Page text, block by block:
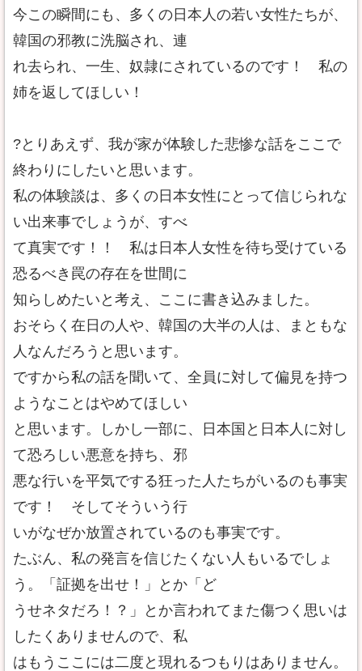
今この瞬間にも、多くの日本人の若い女性たちが、
韓国の邪教に洗脳され、連
れ去られ、一生、奴隷にされているのです！ 私の
姉を返してほしい！
?とりあえず、我が家が体験した悲惨な話をここで
終わりにしたいと思います。
私の体験談は、多くの日本女性にとって信じられな
い出来事でしょうが、すべ
て真実です！！ 私は日本人女性を待ち受けている
恐るべき罠の存在を世間に
知らしめたいと考え、ここに書き込みました。
おそらく在日の人や、韓国の大半の人は、まともな
人なんだろうと思います。
ですから私の話を聞いて、全員に対して偏見を持つ
ようなことはやめてほしい
と思います。しかし一部に、日本国と日本人に対し
て恐ろしい悪意を持ち、邪
悪な行いを平気でする狂った人たちがいるのも事実
です！ そしてそういう行
いがなぜか放置されているのも事実です。
たぶん、私の発言を信じたくない人もいるでしょ
う。「証拠を出せ！」とか「ど
うせネタだろ！？」とか言われてまた傷つく思いは
したくありませんので、私
はもうここには二度と現れるつもりはありません。